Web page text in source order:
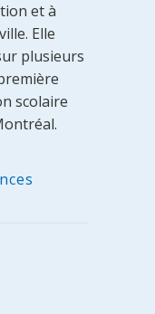
et à
Elle
plusieurs
scolaire